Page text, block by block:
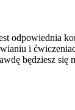
odpowiednia
i
będziesz